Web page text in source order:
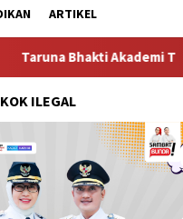
ARTIKEL
TNI 2026
ILEGAL